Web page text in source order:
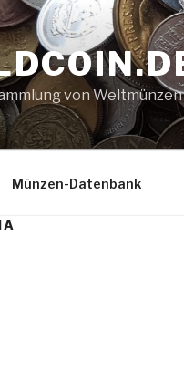
von Weltmünzen
Münzen-Datenbank